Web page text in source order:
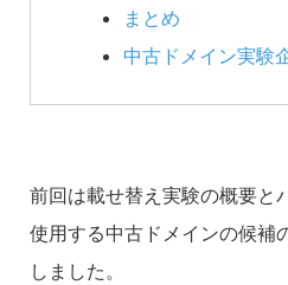
まとめ
中古ドメイン実験
前回は載せ替え実験の概要と
使用する中古ドメインの候補
しました。